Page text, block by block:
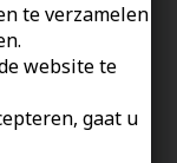
te verzamelen
website te
gaat u